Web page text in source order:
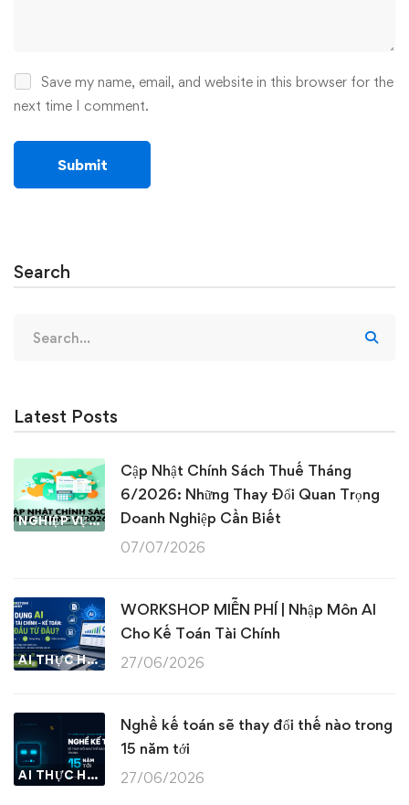
Save my name, email, and website in this browser for the
next time I comment.
Search
for:
Latest Posts
NGHIỆP VỤ KẾ TOÁN & THUẾ
Cập Nhật Chính Sách Thuế Tháng
6/2026: Những Thay Đổi Quan Trọng
Doanh Nghiệp Cần Biết
07/07/2026
AI THỰC HÀNH
WORKSHOP MIỄN PHÍ | Nhập Môn AI
Cho Kế Toán Tài Chính
27/06/2026
AI THỰC HÀNH
Nghề kế toán sẽ thay đổi thế nào trong
15 năm tới
27/06/2026